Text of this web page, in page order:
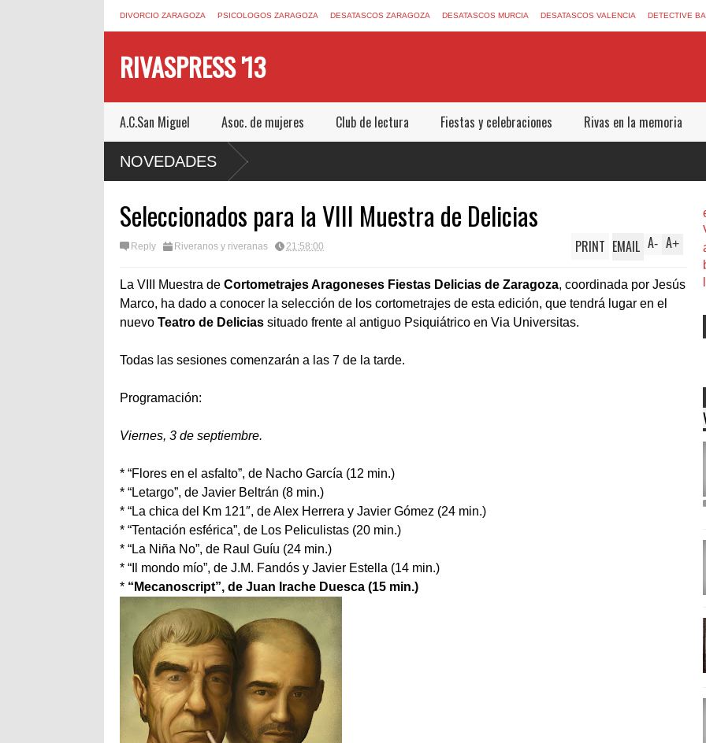
DIVORCIO ZARAGOZA PSICOLOGOS ZARAGOZA DESATASCOS ZARAGOZA DESATASCOS MURCIA DESATASCOS VALENCIA DETECTIVE
RIVASPRESS '13
A.C.San Miguel Asoc. de mujeres Club de lectura Fiestas y celebraciones Rivas en la memoria
NOVEDADES
ROOM DE MUCHO MIEDO EN
Seleccionados para la VIII Muestra de Delicias
Reply Riveranos y riveranas 21:58:00 A+
A-
PRINT EMAIL
La VIII Muestra de Cortometrajes Aragoneses Fiestas Delicias de Zaragoza, coordinada por Jesús
Marco, ha dado a conocer la selección de los cortometrajes de esta edición, que tendrá lugar en el
nuevo Teatro de Delicias situado frente al antiguo Psiquiátrico en Via Universitas.
Todas las sesiones comenzarán a las 7 de la tarde.
Programación:
Viernes, 3 de septiembre.
* “Flores en el asfalto”, de Nacho García (12 min.)
* “Letargo”, de Javier Beltrán (8 min.)
* “La chica del Km 121″, de Alex Herrera y Javier Gómez (24 min.)
* “Tentación esférica”, de Los Peliculistas (20 min.)
* “La Niña No”, de Raul Guíu (24 min.)
* “Il mondo mío”, de J.M. Fandós y Javier Estella (14 min.)
* “Mecanoscript”, de Juan Irache Duesca (15 min.)